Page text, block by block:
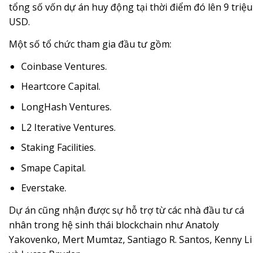
tổng số vốn dự án huy động tại thời điểm đó lên 9 triệu
USD.
Một số tổ chức tham gia đầu tư gồm:
Coinbase Ventures.
Heartcore Capital.
LongHash Ventures.
L2 Iterative Ventures.
Staking Facilities.
Smape Capital.
Everstake.
Dự án cũng nhận được sự hỗ trợ từ các nhà đầu tư cá
nhân trong hệ sinh thái blockchain như Anatoly
Yakovenko, Mert Mumtaz, Santiago R. Santos, Kenny Li